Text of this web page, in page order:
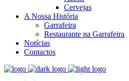
Cervejas
A Nossa História
Garrafeira
Restaurante na Garrafeira
Notícias
Contactos